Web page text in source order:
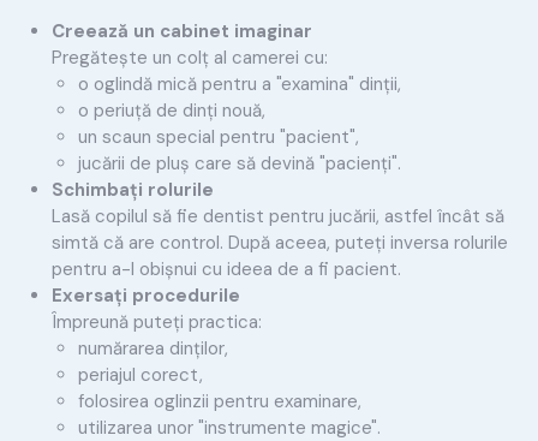
Creează un cabinet imaginar
Pregătește un colț al camerei cu:
o oglindă mică pentru a "examina" dinții,
o periuță de dinți nouă,
un scaun special pentru "pacient",
jucării de pluș care să devină "pacienți".
Schimbați rolurile
Lasă copilul să fie dentist pentru jucării, astfel încât să
simtă că are control. După aceea, puteți inversa rolurile
pentru a-l obișnui cu ideea de a fi pacient.
Exersați procedurile
Împreună puteți practica:
numărarea dinților,
periajul corect,
folosirea oglinzii pentru examinare,
utilizarea unor "instrumente magice".